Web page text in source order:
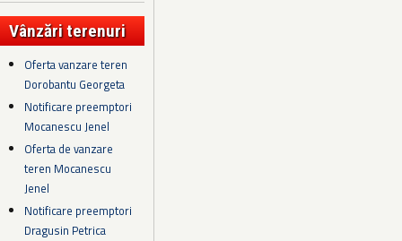
Vânzări terenuri
Oferta vanzare teren
Dorobantu Georgeta
Notificare preemptori
Mocanescu Jenel
Oferta de vanzare
teren Mocanescu
Jenel
Notificare preemptori
Dragusin Petrica